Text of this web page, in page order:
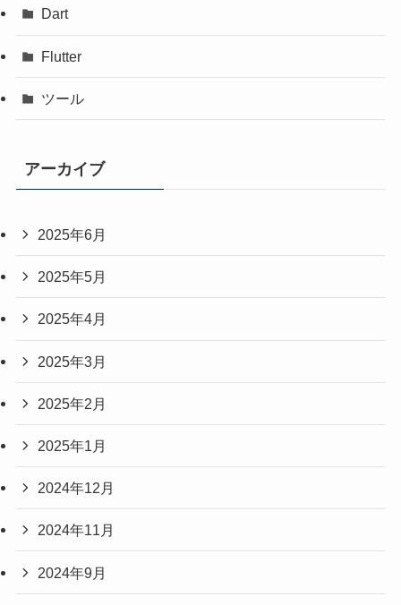
Dart
Flutter
ツール
アーカイブ
2025年6月
2025年5月
2025年4月
2025年3月
2025年2月
2025年1月
2024年12月
2024年11月
2024年9月